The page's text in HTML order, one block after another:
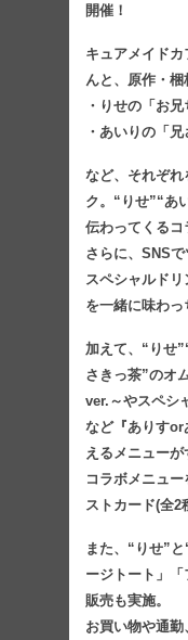
開催！
キュアメイド
んと、原作・梱
・りせの「お
・あいりの「
など、それぞ
ク。“りせ”“あ
伝わってくるコ
さらに、SNS
スペシャルド
を一緒に味わっ
加えて、“りせ
さきっ茶”のオ
ver.～やスペシ
など『ありすor
えるメニューが
コラボメニュ
ストカード(全2
また、“りせ”
ージトート」
販売も実施。
お買い物や通